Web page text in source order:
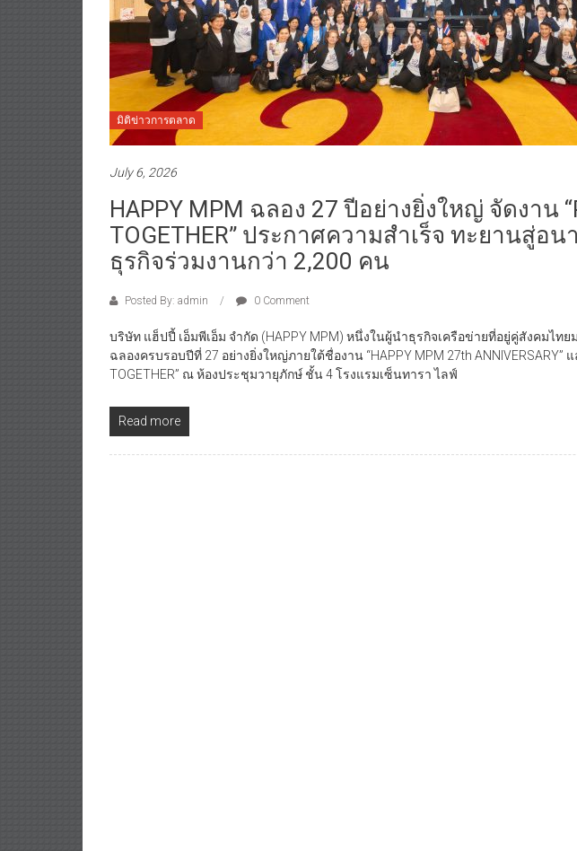
มิติข่าวการตลาด
July 6, 2026
HAPPY MPM ฉลอง 27 ปีอย่างยิ่งใหญ่ จัดงาน
TOGETHER” ประกาศความสำเร็จ ทะยานสู่อ
ธุรกิจร่วมงานกว่า 2,200 คน
Posted By: admin 0 Comment
บริษัท แฮ็ปปี้ เอ็มพีเอ็ม จำกัด (HAPPY MPM) หนึ่งในผู้นำธุรกิจเครือข่ายที่อยู่คู่สังคมไท
ฉลองครบรอบปีที่ 27 อย่างยิ่งใหญ่ภายใต้ชื่องาน “HAPPY MPM 27th ANNIVERSARY”
TOGETHER” ณ ห้องประชุมวายุภักษ์ ชั้น 4 โรงแรมเซ็นทารา ไลฟ์
Read more